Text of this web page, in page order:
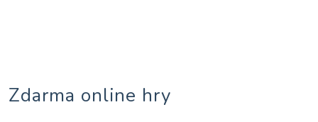
Zdarma online hry